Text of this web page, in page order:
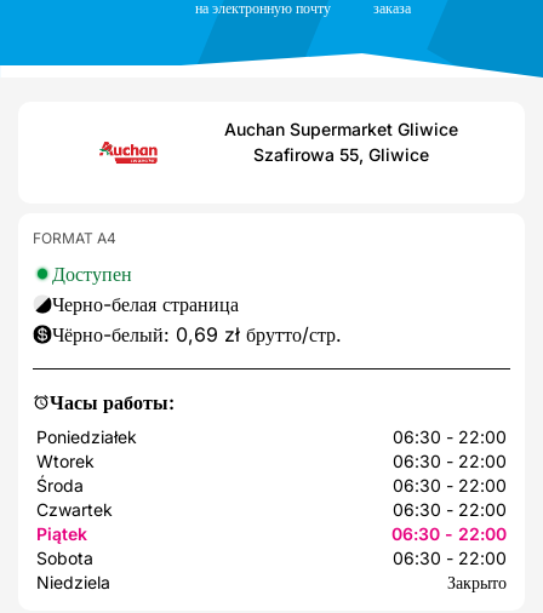
на электронную почту
заказа
Auchan Supermarket Gliwice
Szafirowa 55, Gliwice
Часы работы:
Poniedziałek
06:30 - 22:00
Wtorek
06:30 - 22:00
Środa
06:30 - 22:00
Czwartek
06:30 - 22:00
Piątek
06:30 - 22:00
Sobota
06:30 - 22:00
Niedziela
Закрыто
FORMAT A4
Доступен
Черно-белая страница
Чёрно-белый: 0,69 zł брутто/стр.